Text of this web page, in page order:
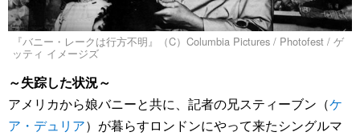
『バニー・レークは行方不明』（C）Columbia Pictures / Photofest / ゲ
ッティ イメージズ
～失踪した状況～
アメリカから娘バニーと共に、記者の兄スティーブン（ケ
ア・デュリア）が暮らすロンドンにやって来たシングルマ